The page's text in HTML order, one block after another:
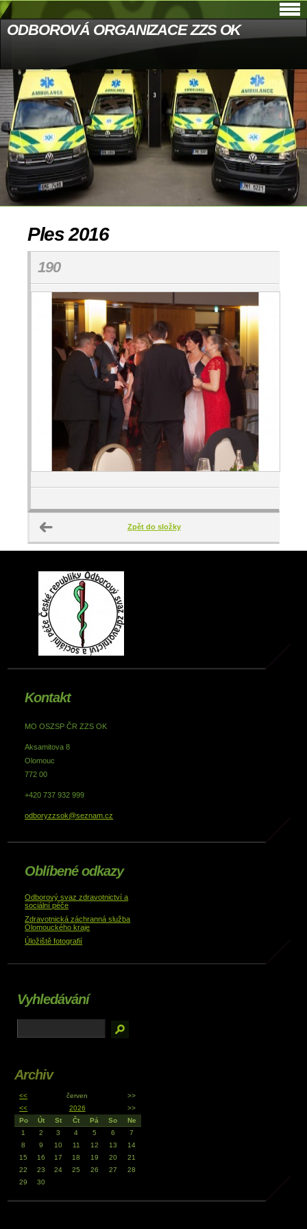
ODBOROVÁ ORGANIZACE ZZS OK
Ples 2016
190
Zpět do složky
Kontakt
MO OSZSP ČR ZZS OK
Aksamitova 8
Olomouc
772 00
+420 737 932 999
odboryzzsok@seznam.cz
Oblíbené odkazy
Odborový svaz zdravotnictví a
sociální péče
Zdravotnická záchranná služba
Olomouckého kraje
Úložiště fotografií
Vyhledávání
Archiv
<< červen
>>
<<
2026
>>
Po
Út St Čt Pá So
Ne
1
2 3 4 5 6
7
8
9 10 11 12 13
14
15
16 17 18 19 20
21
22
23 24 25 26 27
28
29
30